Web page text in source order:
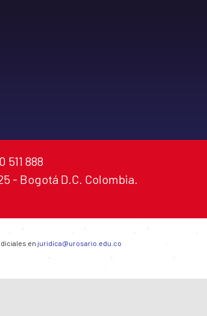
888
- Bogotá D.C. Colombia.
en juridica@urosario.edu.co